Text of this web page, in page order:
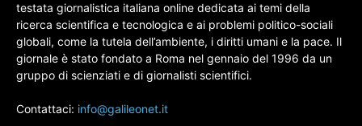
testata giornalistica italiana online dedicata ai temi della
ricerca scientifica e tecnologica e ai problemi politico-sociali
globali, come la tutela dell’ambiente, i diritti umani e la pace. Il
giornale è stato fondato a Roma nel gennaio del 1996 da un
gruppo di scienziati e di giornalisti scientifici.
Contattaci: info@galileonet.it